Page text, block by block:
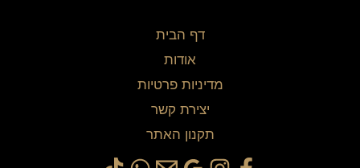
דף הבית
אודות
מדיניות פרטיות
יצירת קשר
תקנון האתר